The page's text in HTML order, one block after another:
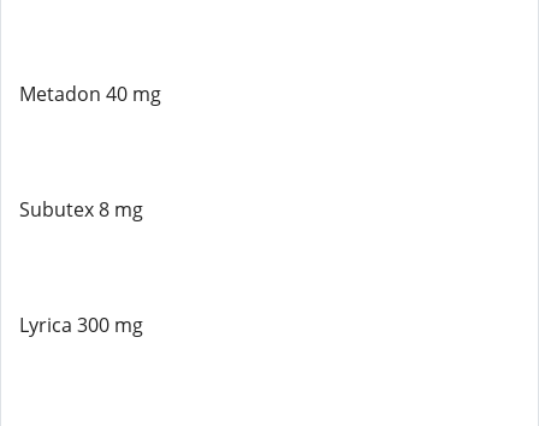
Metadon 40 mg
Subutex 8 mg
Lyrica 300 mg